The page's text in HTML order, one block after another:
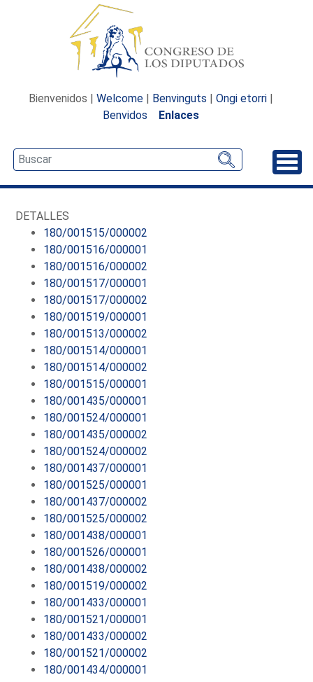
Bienvenidos | Welcome | Benvinguts | Ongi etorri |
Benvidos
Enlaces
DETALLES
180/001515/000002
180/001516/000001
180/001516/000002
180/001517/000001
180/001517/000002
180/001519/000001
180/001513/000002
180/001514/000001
180/001514/000002
180/001515/000001
180/001435/000001
180/001524/000001
180/001435/000002
180/001524/000002
180/001437/000001
180/001525/000001
180/001437/000002
180/001525/000002
180/001438/000001
180/001526/000001
180/001438/000002
180/001519/000002
180/001433/000001
180/001521/000001
180/001433/000002
180/001521/000002
180/001434/000001